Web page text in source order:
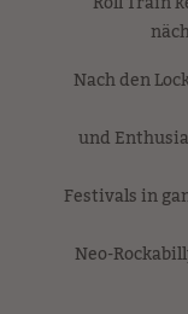
Nach den
und
Festivals in
Neo-